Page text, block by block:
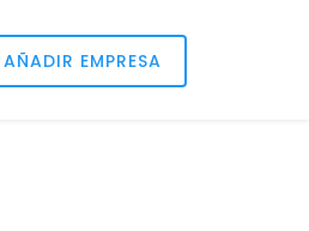
AÑADIR EMPRESA